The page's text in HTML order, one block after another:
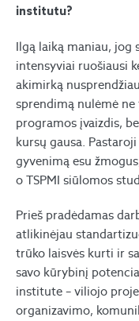
institutu?
Ilgą laiką maniau, jog
intensyviai ruošiausi
akimirką
sprendimą nulėmė
programos įvaizdis,
kursų gausa.
gyvenimą esu
o TSPMI siūlomos
Prieš pradėdamas
atlikinėjau
trūko laisvės kurti ir
savo kūrybinį
institute – viliojo
organizavimo,